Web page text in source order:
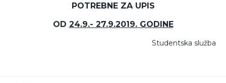
POTREBNE ZA UPIS
OD 24.9.- 27.9.2019. GODINE
Studentska služba